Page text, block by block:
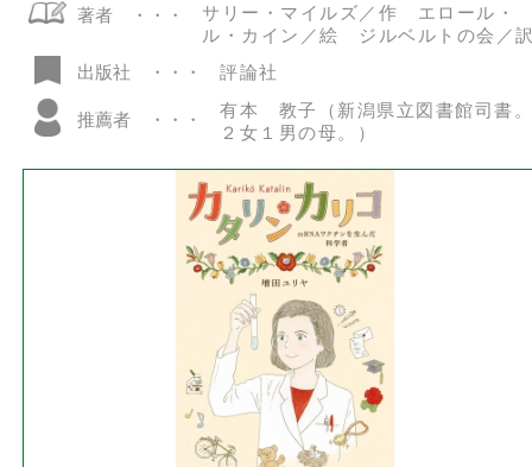
著者
サリー・マイルズ／作 エロール・
ル・カイン／絵 ジルベルトの会／
出版社
評論社
推薦者
有本 教子（新潟県立図書館司書。
２女１男の母。）